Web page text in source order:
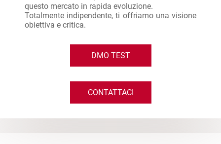
questo mercato in rapida evoluzione.
Totalmente indipendente, ti offriamo una visione
obiettiva e critica.
DMO TEST
CONTATTACI